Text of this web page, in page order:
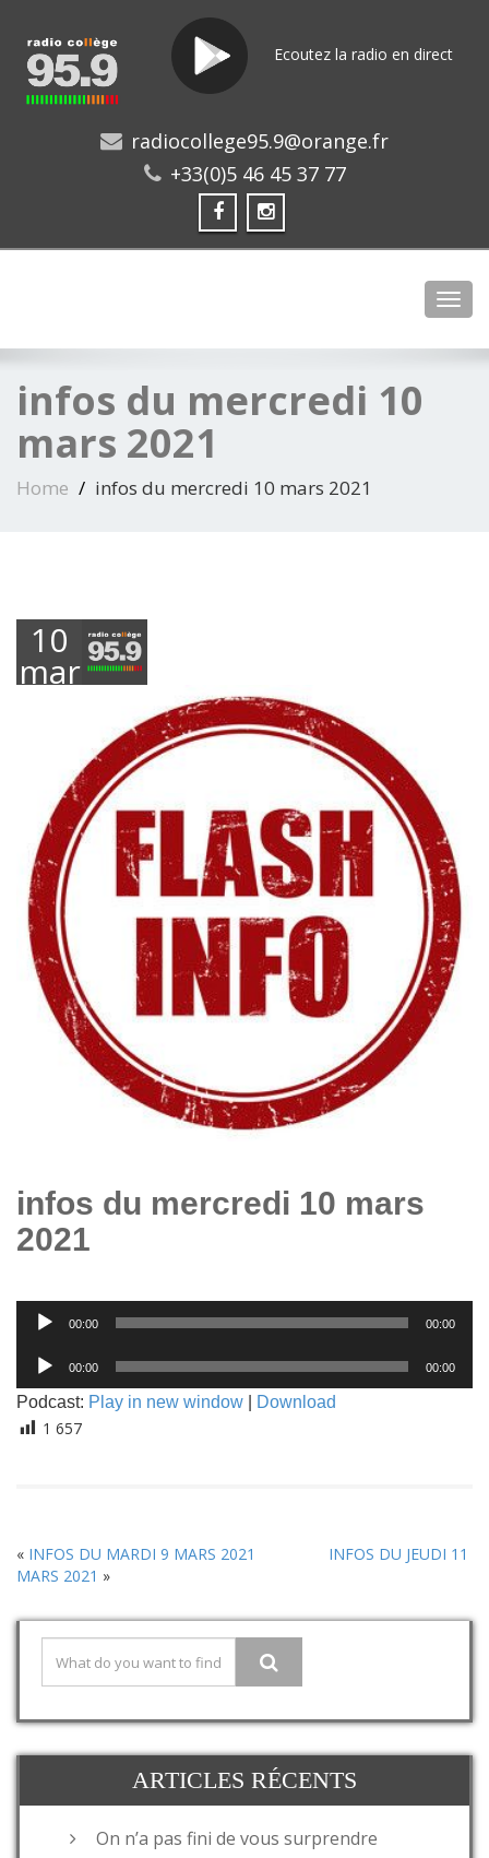
Ecoutez la radio en direct
radiocollege95.9@orange.fr
+33(0)5 46 45 37 77
infos du mercredi 10
mars 2021
Home infos du mercredi 10 mars 2021
10
mars
infos du mercredi 10 mars
2021
Lecteur
audio
00:00 00:00
Lecteur
audio
00:00 00:00
Podcast: Play in new window Download
1 657
« INFOS DU MARDI 9 MARS 2021
INFOS DU JEUDI 11
MARS 2021 »
ARTICLES RÉCENTS
On n’a pas fini de vous surprendre